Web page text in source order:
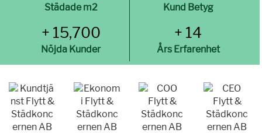
Städade m2
+ 15,700
Nöjda Kunder
Kund Betyg
+ 14
Års Erfarenhet